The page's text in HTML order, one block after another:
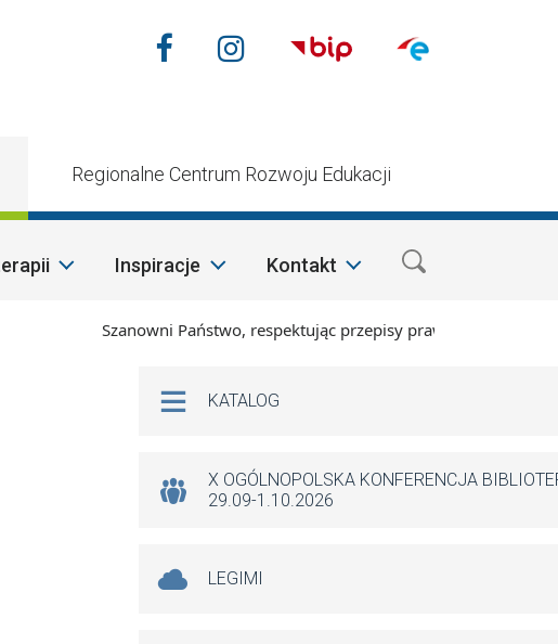
Nasze media
FacebookInstagram
Regionalne Centrum Rozwoju Edukacji
Inspiracje Kontakt
Szanowni Państwo, respektując przepisy prawa i mając na
Na skróty
KATALOG
X OGÓLNOPOLSKA KONFERENCJA
29.09-1.10.2026
LEGIMI